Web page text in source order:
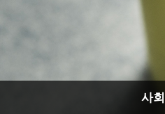
사